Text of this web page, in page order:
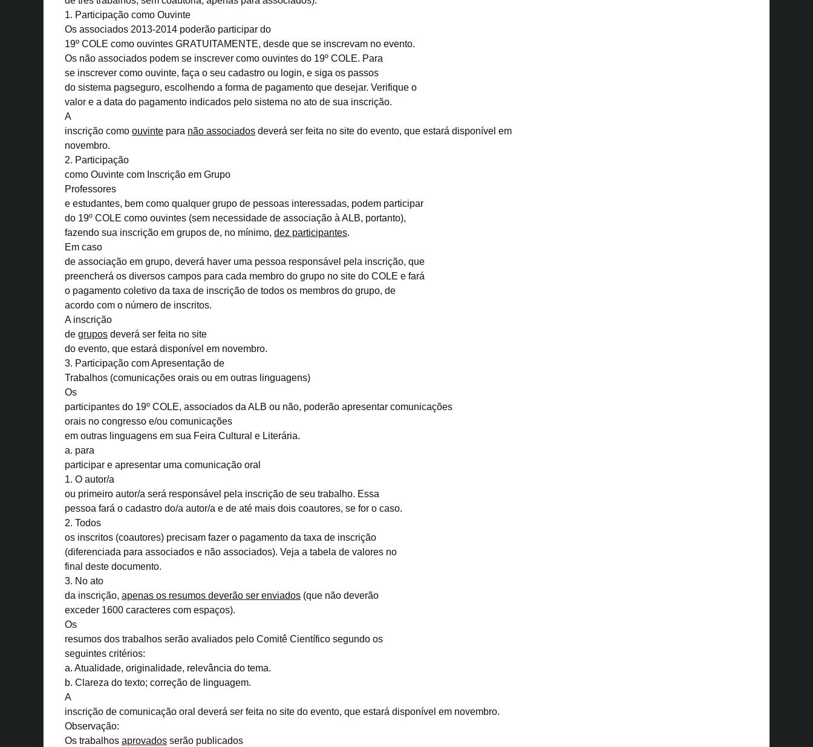
1. Participação como Ouvinte
Os associados 2013-2014 poderão participar do
19º COLE como ouvintes GRATUITAMENTE, desde que se inscrevam no evento.
Os não associados podem se inscrever como ouvintes do 19º COLE. Para
se inscrever como ouvinte, faça o seu cadastro ou login, e siga os passos
do sistema pagseguro, escolhendo a forma de pagamento que desejar. Verifique o
valor e a data do pagamento indicados pelo sistema no ato de sua inscrição.
A
inscrição como ouvinte para não associados deverá ser feita no site do evento, que estará disponível em
novembro.
2. Participação
como Ouvinte com Inscrição em Grupo
Professores
e estudantes, bem como qualquer grupo de pessoas interessadas, podem participar
do 19º COLE como ouvintes (sem necessidade de associação à ALB, portanto),
fazendo sua inscrição em grupos de, no mínimo, dez participantes.
Em caso
de associação em grupo, deverá haver uma pessoa responsável pela inscrição, que
preencherá os diversos campos para cada membro do grupo no site do COLE e fará
o pagamento coletivo da taxa de inscrição de todos os membros do grupo, de
acordo com o número de inscritos.
A inscrição
de grupos deverá ser feita no site
do evento, que estará disponível em novembro.
3. Participação com Apresentação de
Trabalhos (comunicações orais ou em outras linguagens)
Os
participantes do 19º COLE, associados da ALB ou não, poderão apresentar comunicações
orais no congresso e/ou comunicações
em outras linguagens em sua Feira Cultural e Literária.
a. para
participar e apresentar uma comunicação oral
1. O autor/a
ou primeiro autor/a será responsável pela inscrição de seu trabalho. Essa
pessoa fará o cadastro do/a autor/a e de até mais dois coautores, se for o caso.
2. Todos
os inscritos (coautores) precisam fazer o pagamento da taxa de inscrição
(diferenciada para associados e não associados). Veja a tabela de valores no
final deste documento.
3. No ato
da inscrição, apenas os resumos deverão ser enviados (que não deverão
exceder 1600 caracteres com espaços).
Os
resumos dos trabalhos serão avaliados pelo Comitê Científico segundo os
seguintes critérios:
a. Atualidade, originalidade, relevância do tema.
b. Clareza do texto; correção de linguagem.
A
inscrição de comunicação oral deverá ser feita no site do evento, que estará disponível em novembro.
Observação:
Os trabalhos aprovados serão publicados